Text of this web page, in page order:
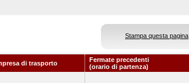
Stampa questa pagina
di trasporto
Fermate precedenti
(orario di partenza)